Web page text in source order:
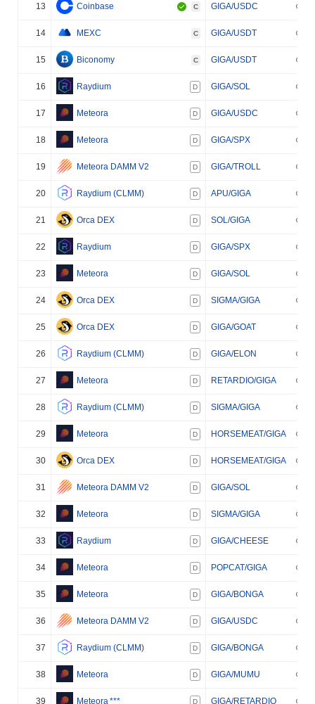
13 Coinbase C GIGA/USDC
14 MEXC C GIGA/USDT
15 Biconomy C GIGA/USDT
16 Raydium D GIGA/SOL
17 Meteora D GIGA/USDC
18 Meteora D GIGA/SPX
19 Meteora DAMM V2 D GIGA/TROLL
20 Raydium (CLMM) D APU/GIGA
21 Orca DEX D SOL/GIGA
22 Raydium D GIGA/SPX
23 Meteora D GIGA/SOL
24 Orca DEX D SIGMA/GIGA
25 Orca DEX D GIGA/GOAT
26 Raydium (CLMM) D GIGA/ELON
27 Meteora D RETARDIO/GIGA
28 Raydium (CLMM) D SIGMA/GIGA
29 Meteora D HORSEMEAT/GIGA
30 Orca DEX D HORSEMEAT/GIGA
31 Meteora DAMM V2 D GIGA/SOL
32 Meteora D SIGMA/GIGA
33 Raydium D GIGA/CHEESE
34 Meteora D POPCAT/GIGA
35 Meteora D GIGA/BONGA
36 Meteora DAMM V2 D GIGA/USDC
37 Raydium (CLMM) D GIGA/BONGA
38 Meteora D GIGA/MUMU
39 Meteora *** D GIGA/RETARDIO